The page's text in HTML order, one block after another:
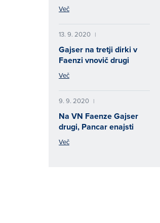
Več
13. 9. 2020 |
Gajser na tretji dirki v
Faenzi vnovič drugi
Več
9. 9. 2020 |
Na VN Faenze Gajser
drugi, Pancar enajsti
Več